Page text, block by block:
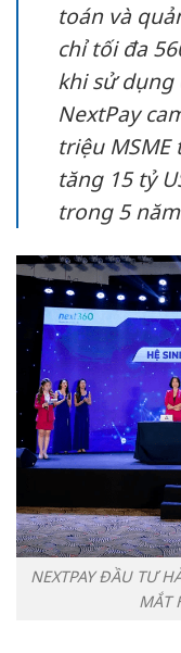
toán và
chỉ tối đa
khi sử dụng
NextPay
triệu
tăng 15 tỷ
trong 5
NEXTPAY ĐẦU TƯ
MẮT